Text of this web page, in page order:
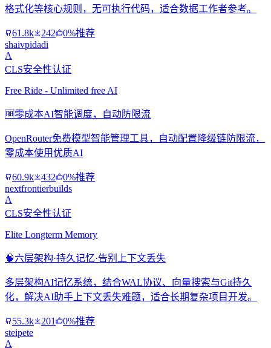
格式化等核心规则，无可执行代码，适合数据工作者参考。
61.8k 242
0%推荐
shaivpidadi
A
CLS安全性认证
Free Ride - Unlimited free AI
🆓零成本AI智能调度，自动防限流
OpenRouter免费模型智能管理工具，自动配置降级链防限流，
零成本使用优质AI
60.9k 432
0%推荐
nextfrontierbuilds
A
CLS安全性认证
Elite Longterm Memory
🧠六层架构·持久记忆·告别上下文丢失
多层架构AI记忆系统，结合WAL协议、向量搜索与Git持久
化，解决AI助手上下文丢失难题，适合长期复杂项目开发。
55.3k 201
0%推荐
steipete
A